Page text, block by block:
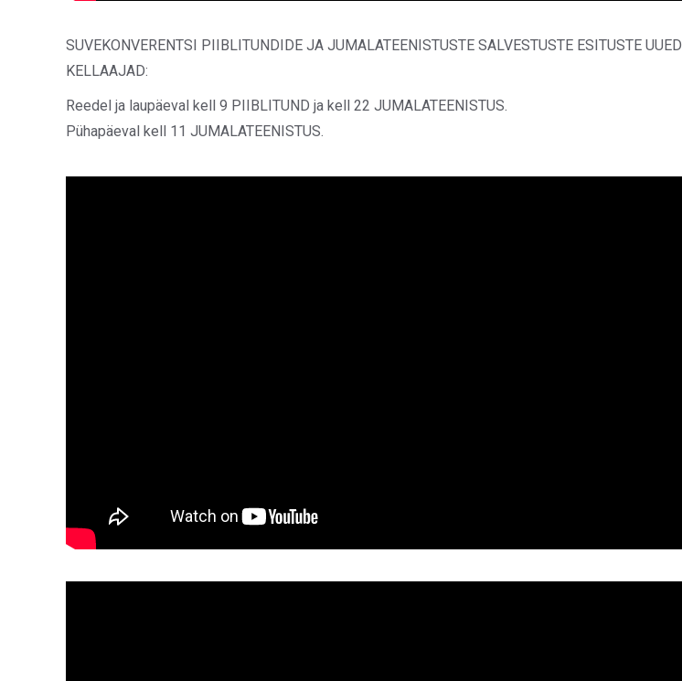
SUVEKONVERENTSI PIIBLITUNDIDE JA JUMALATEENISTUSTE SALVESTUSTE ESITUSTE UUED
KELLAAJAD:
Reedel ja laupäeval kell 9 PIIBLITUND ja kell 22 JUMALATEENISTUS.
Pühapäeval kell 11 JUMALATEENISTUS.